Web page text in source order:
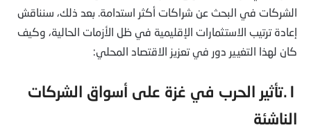
الشركات في البحث عن شراكات أكثر استدامة. بعد ذلك، سنناقش
إعادة ترتيب الاستثمارات الإقليمية في ظل الأزمات الحالية، وكيف
كان لهذا التغيير دور في تعزيز الاقتصاد المحلي:
١.تأثير الحرب في غزة على أسواق الشركات
الناشئة